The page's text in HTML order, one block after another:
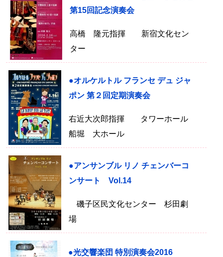
第15回記念演奏会
高橋 隆元指揮 新宿文化セン
ター
●オルケルトル フランセ デュ ジャ
ポン 第２回定期演奏会
右近大次郎指揮 タワーホール
船堀 大ホール
●アンサンブル リノ チェンバーコ
ンサート Vol.14
磯子区民文化センター 杉田劇
場
●光交響楽団 特別演奏会2016